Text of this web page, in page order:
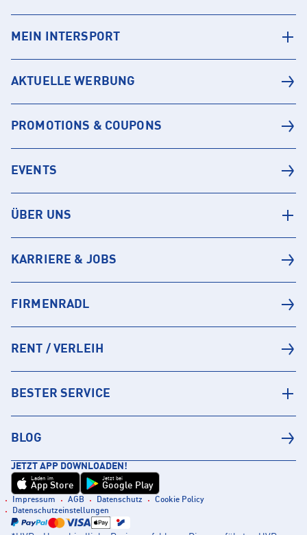
MEIN INTERSPORT
AKTUELLE WERBUNG
PROMOTIONS & COUPONS
EVENTS
ÜBER UNS
KARRIERE & JOBS
FIRMENRADL
RENT / VERLEIH
BESTER SERVICE
BLOG
JETZT APP DOWNLOADEN!
Laden im
App Store
Jetzt bei
Google Play
Impressum AGB Datenschutz
Cookie Policy
Datenschutzeinstellungen